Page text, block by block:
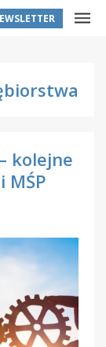
kolejne
MŚP